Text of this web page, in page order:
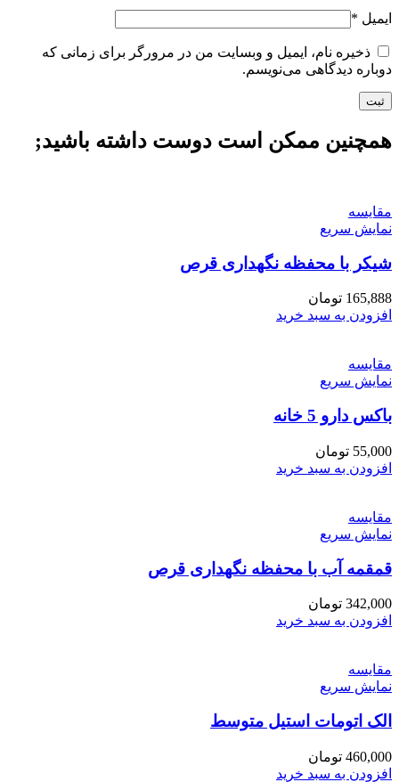
ایمیل *
ذخیره نام، ایمیل و وبسایت من در مرورگر برای زمانی که
دوباره دیدگاهی می‌نویسم.
همچنین ممکن است دوست داشته باشید;
مقايسه
نمایش سریع
شیکر با محفظه نگهداری قرص
165,888 تومان
افزودن به سبد خرید
مقايسه
نمایش سریع
باکس دارو 5 خانه
55,000 تومان
افزودن به سبد خرید
مقايسه
نمایش سریع
قمقمه آب با محفظه نگهداری قرص
342,000 تومان
افزودن به سبد خرید
مقايسه
نمایش سریع
الک اتومات استیل متوسط
460,000 تومان
افزودن به سبد خرید